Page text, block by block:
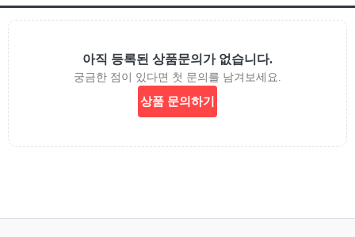
아직 등록된 상품문의가 없습니다.
궁금한 점이 있다면 첫 문의를 남겨보세요.
상품 문의하기